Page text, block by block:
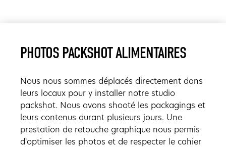
PHOTOS PACKSHOT ALIMENTAIRES
Nous nous sommes déplacés directement dans
leurs locaux pour y installer notre studio
packshot. Nous avons shooté les packagings et
leurs contenus durant plusieurs jours. Une
prestation de retouche graphique nous permis
d'optimiser les photos et de respecter le cahier